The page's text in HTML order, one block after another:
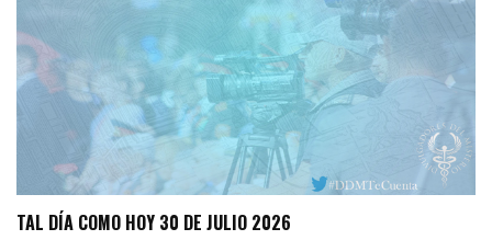
TAL DÍA COMO HOY 30 DE JULIO 2026